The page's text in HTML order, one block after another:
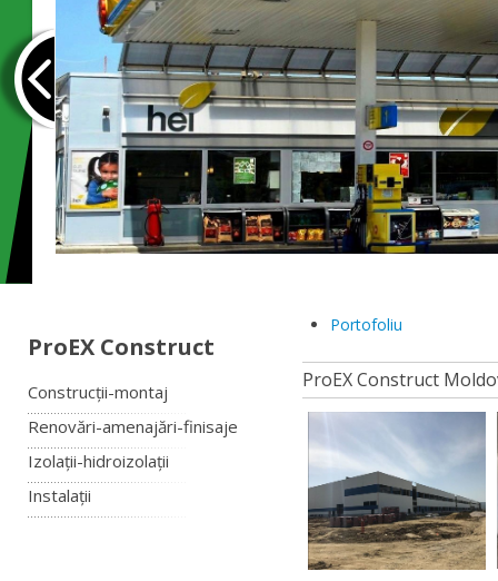
ProEX Construct
Construcții-montaj
Renovări-amenajări-finisaje
Izolații-hidroizolații
Instalații
Portofoliu
ProEX Construct